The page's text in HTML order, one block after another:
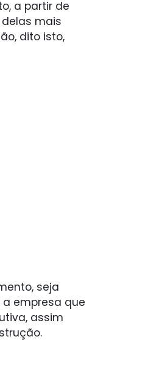
a partir de
mais
dito isto,
seja
empresa que
assim